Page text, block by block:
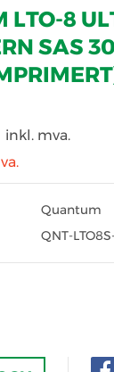
LTO-8
SAS
inkl. mva.
Quantum
QNT-